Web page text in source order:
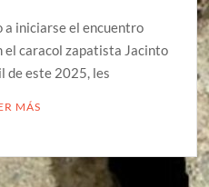
a iniciarse el encuentro
caracol zapatista Jacinto
de este 2025, les
MÁS